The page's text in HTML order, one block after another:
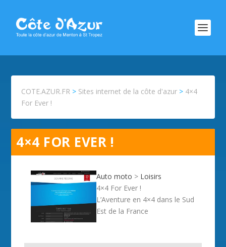
COTE.AZUR.FR > Sites internet de la côte d'azur > 4×4
For Ever !
4×4 FOR EVER !
Auto moto > Loisirs
4×4 For Ever !
L’Aventure en 4×4 dans le Sud
Est de la France